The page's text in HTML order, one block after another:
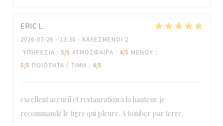
ERIC L
2026-07-26 - 13:30 - ΚΑΛΕΣΜΈΝΟΙ 2
ΥΠΗΡΕΣΊΑ : 5/5 ΑΤΜΌΣΦΑΙΡΑ : 4/5 ΜΕΝΟΎ :
5/5 ΠΟΙΌΤΗΤΑ / ΤΙΜΉ : 4/5
excellent accueil et restauration à la hauteur. je
recommande le tigre qui pleure. A tomber par terre.